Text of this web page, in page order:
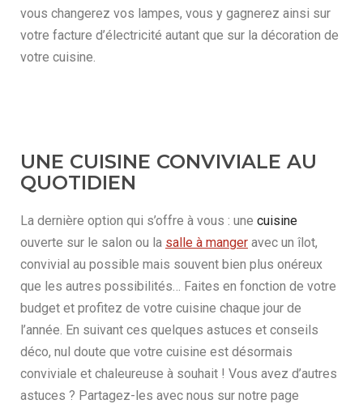
vous changerez vos lampes, vous y gagnerez ainsi sur
votre facture d’électricité autant que sur la décoration de
votre cuisine.
UNE CUISINE CONVIVIALE AU
QUOTIDIEN
La dernière option qui s’offre à vous : une cuisine
ouverte sur le salon ou la salle à manger avec un îlot,
convivial au possible mais souvent bien plus onéreux
que les autres possibilités… Faites en fonction de votre
budget et profitez de votre cuisine chaque jour de
l’année. En suivant ces quelques astuces et conseils
déco, nul doute que votre cuisine est désormais
conviviale et chaleureuse à souhait ! Vous avez d’autres
astuces ? Partagez-les avec nous sur notre page